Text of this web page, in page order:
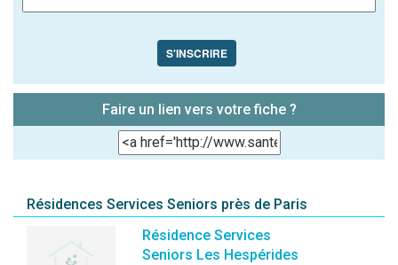
S'INSCRIRE
Faire un lien vers votre fiche ?
Résidences Services Seniors près de Paris
Résidence Services
Seniors Les Hespérides